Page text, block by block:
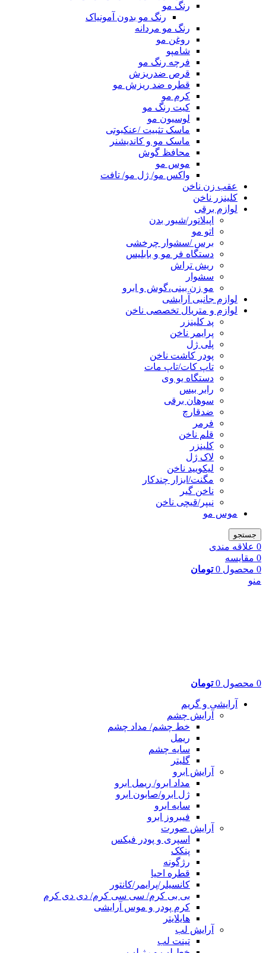
رنگ مو
رنگ مو بدون آمونیاک
رنگ مو مردانه
روغن مو
شامپو
فرچه رنگ مو
قرص ضدریزش
قطره ضد ریزش مو
کرم مو
کیت رنگ مو
لوسیون مو
ماسک تثبیت /عنکبوتی
ماسک مو و کاندیشنر
محافظ گوش
موس مو
واکس مو/ ژل مو/ تافت
عقب زن ناخن
کلینزر ناخن
لوازم برقی
اپیلاتور/شیور بدن
اتو مو
برس /سشوار چرخشی
دستگاه فر مو و بابلیس
ریش تراش
سشوار
مو زن بینی،گوش و ابرو
لوازم جانبی آرایشی
لوازم و متریال تخصصی ناخن
پد کلینزر
پرایمر ناخن
پلی ژل
پودر کاشت ناخن
تاپ کات/تاپ مات
دستگاه یو وی
رابر بیس
سوهان برقی
ضدقارچ
فرمر
قلم ناخن
کلینزر
لاک ژل
لیکوييد ناخن
مگنت/ابزار چندکار
ناخن گیر
نیپر/قیچی ناخن
موس مو
جستجو
0 علاقه مندی
0 مقایسه
0 محصول 0 تومان
منو
0 محصول 0 تومان
آرایشی و گریم
آرایش چشم
خط چشم/ مداد چشم
ریمل
سایه چشم
گلیتر
آرایش ابرو
مداد ابرو/ ریمل ابرو
ژل ابرو/صابون ابرو
سایه ابرو
فیبروز ابرو
آرایش صورت
اسپری و پودر فیکس
پنکک
رژگونه
قطره احیا
کانسیلر/پرایمر/کانتور
بی بی کرم/ سی سی کرم/ دی دی کرم
کرم پودر و موس آرایشی
هایلایتر
آرایش لب
تینت لب